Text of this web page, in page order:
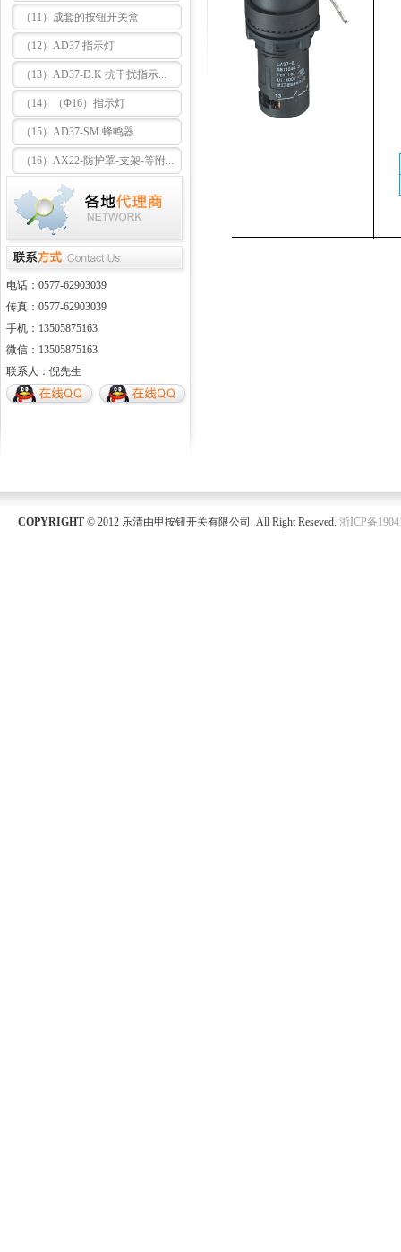
（11）成套的按钮开关盒
（12）AD37 指示灯
（13）AD37-D.K 抗干扰指示...
（14）（Φ16）指示灯
（15）AD37-SM 蜂鸣器
（16）AX22-防护罩-支架-等附...
电话：0577-62903039
传真：0577-62903039
手机：13505875163
微信：13505875163
联系人：倪先生
COPYRIGHT © 2012 乐清由甲按钮开关有限公司. All Right Reseved. 浙ICP备